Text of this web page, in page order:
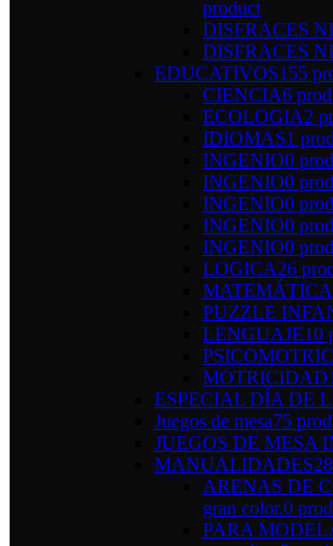
product
DISFRACES
DISFRACES
EDUCATIVOS155
CIENCIA6
ECOLOGIA2
IDIOMAS1
INGENIO0
INGENIO0
INGENIO0
INGENIO0
INGENIO0
LOGICA26
PUZZLE
LENGUAJE10
MOTRICIDAD
ESPECIAL DÍA DE
Juegos de mesa75
JUEGOS DE MESA
MANUALIDADES
ARENAS DE
gran color.0
PARA